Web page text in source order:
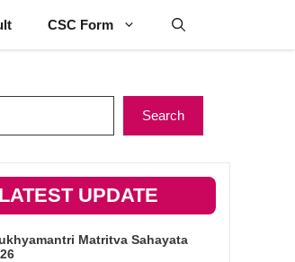
CSC Form
Search
LATEST UPDATE
Matritva Sahayata